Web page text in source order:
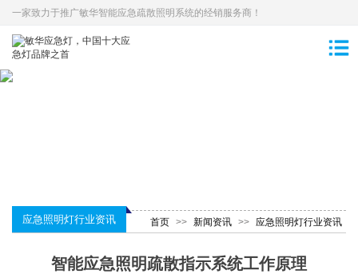
一家致力于推广敏华智能应急疏散照明系统的经销服务商！
应急照明灯行业资讯 首页 >> 新闻资讯 >> 应急照明灯行业资讯
智能应急照明疏散指示系统工作原理